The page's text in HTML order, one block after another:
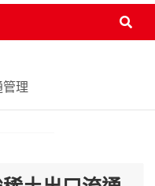
理